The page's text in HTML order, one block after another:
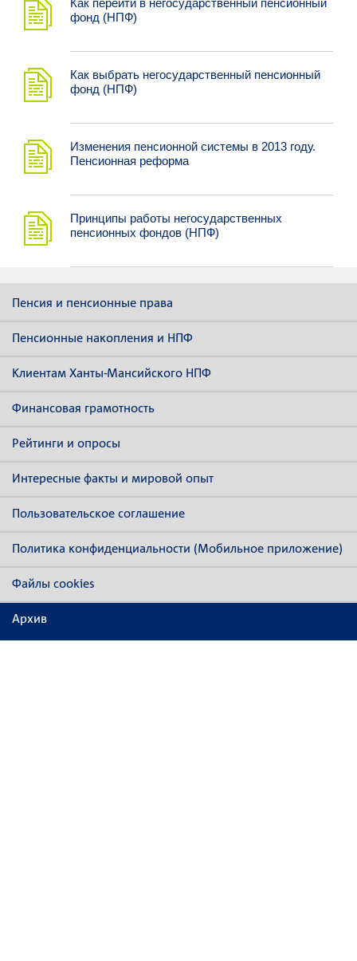
Как перейти в негосударственный пенсионный
фонд (НПФ)
Как выбрать негосударственный пенсионный
фонд (НПФ)
Изменения пенсионной системы в 2013 году.
Пенсионная реформа
Принципы работы негосударственных
пенсионных фондов (НПФ)
Пенсия и пенсионные права
Пенсионные накопления и НПФ
Клиентам Ханты-Мансийского НПФ
Финансовая грамотность
Рейтинги и опросы
Интересные факты и мировой опыт
Пользовательское соглашение
Политика конфиденциальности (Мобильное приложение)
Файлы cookies
Архив